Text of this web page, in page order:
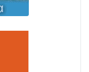
της
Γολέμι
Δήμο Αγρινίου